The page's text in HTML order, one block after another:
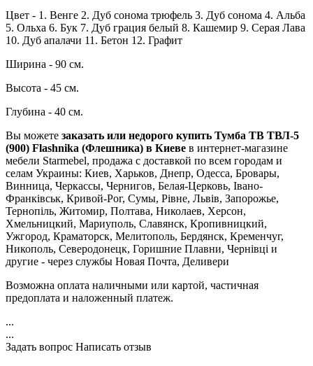
Цвет - 1. Венге 2. Дуб сонома трюфель 3. Дуб сонома 4. Альба
5. Ольха 6. Бук 7. Дуб грация белый 8. Кашемир 9. Серая Лава
10. Дуб апалачи 11. Бетон 12. Графит
Ширина - 90 см.
Высота - 45 см.
Глубина - 40 см.
Вы можете заказать или недорого купить Тумба ТВ ТВЛ-5
(900) Flashnika (Флешника) в Киеве в интернет-магазине
мебели Starmebel, продажа с доставкой по всем городам и
селам Украины: Киев, Харьков, Днепр, Одесса, Бровары,
Винница, Черкассы, Чернигов, Белая-Церковь, Івано-
Франківськ, Кривой-Рог, Сумы, Рівне, Львів, Запорожье,
Тернопіль, Житомир, Полтава, Николаев, Херсон,
Хмельницкий, Мариуполь, Славянск, Кропивницкий,
Ужгород, Краматорск, Мелитополь, Бердянск, Кременчуг,
Никополь, Северодонецк, Горишние Плавни, Чернівці и
другие - через службы Новая Почта, Деливери
Возможна оплата наличными или картой, частичная
предоплата и наложенный платеж.
...
...
Задать вопрос Написать отзыв